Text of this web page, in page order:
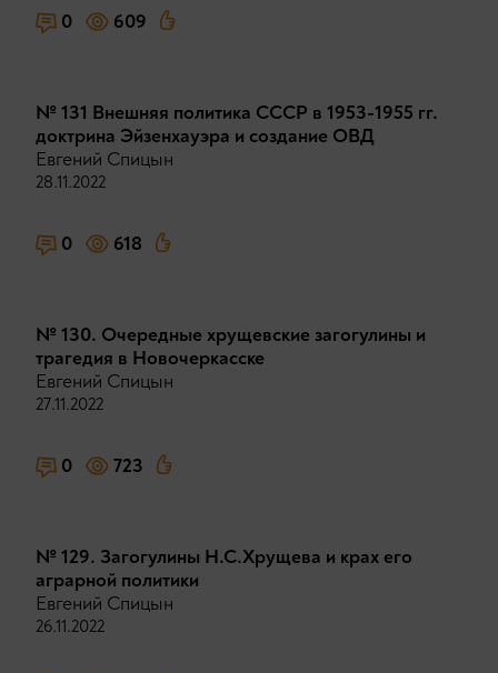
0 609
№ 131 Внешняя политика СССР в 1953-1955 гг.
доктрина Эйзенхауэра и создание ОВД
Евгений Спицын
28.11.2022
0 618
№ 130. Очередные хрущевские загогулины и
трагедия в Новочеркасске
Евгений Спицын
27.11.2022
0 723
№ 129. Загогулины Н.С.Хрущева и крах его
аграрной политики
Евгений Спицын
26.11.2022